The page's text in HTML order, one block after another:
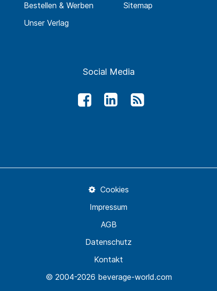
Bestellen & Werben
Unser Verlag
Sitemap
Social Media
© 2004-2026 beverage-world.com
Kontakt
Datenschutz
AGB
Impressum
Cookies